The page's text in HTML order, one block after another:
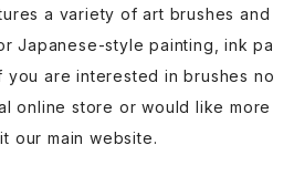
ローケツ筆
俳画筆
工芸用筆
染色
絵
a variety of art brushes and
Japanese-style painting, ink pa
you are interested in brushes no
online store or would like more
our main website.